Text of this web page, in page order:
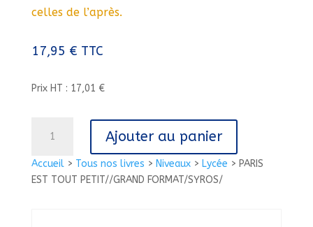
Accueil> Tous nos livres > Niveaux> Lycée > PARIS
EST TOUT PETIT//GRAND FORMAT/SYROS/
celles de l’après.
17,95 € TTC
Prix HT : 17,01 €
PARIS
EST
Ajouter au panier